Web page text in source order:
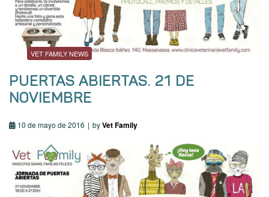
VET FAMILY NEWS
PUERTAS ABIERTAS. 21 DE
NOVIEMBRE
10 de mayo de 2016 byVet Family